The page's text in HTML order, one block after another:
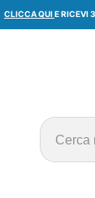
CLICCA QUIE RICEVI
Cerca